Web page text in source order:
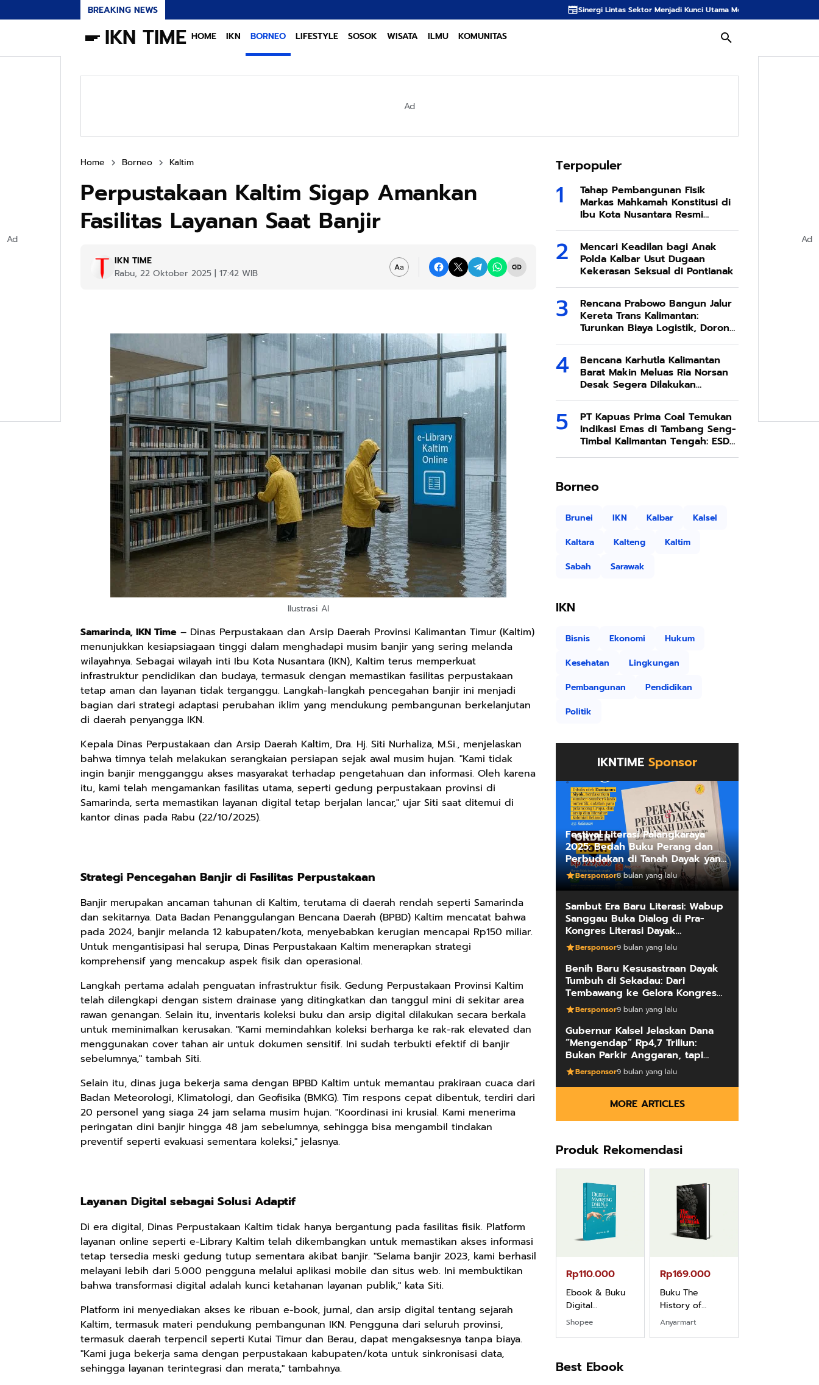
BREAKING NEWS Sinergi Lintas Sektor Menjadi Kunci Utama Meredam Ancaman Kebakaran Hutan di Bumi
IKN TIME HOME IKN BORNEO LIFESTYLE SOSOK WISATA ILMU KOMUNITAS
Ad
Home Borneo Kaltim
Perpustakaan Kaltim Sigap Amankan
Fasilitas Layanan Saat Banjir
IKN TIME
Rabu, 22 Oktober 2025 | 17:42 WIB
Ilustrasi AI
Samarinda, IKN Time – Dinas Perpustakaan dan Arsip Daerah Provinsi Kalimantan Timur (Kaltim)
menunjukkan kesiapsiagaan tinggi dalam menghadapi musim banjir yang sering melanda
wilayahnya. Sebagai wilayah inti Ibu Kota Nusantara (IKN), Kaltim terus memperkuat
infrastruktur pendidikan dan budaya, termasuk dengan memastikan fasilitas perpustakaan
tetap aman dan layanan tidak terganggu. Langkah-langkah pencegahan banjir ini menjadi
bagian dari strategi adaptasi perubahan iklim yang mendukung pembangunan berkelanjutan
di daerah penyangga IKN.
Kepala Dinas Perpustakaan dan Arsip Daerah Kaltim, Dra. Hj. Siti Nurhaliza, M.Si., menjelaskan
bahwa timnya telah melakukan serangkaian persiapan sejak awal musim hujan. "Kami tidak
ingin banjir mengganggu akses masyarakat terhadap pengetahuan dan informasi. Oleh karena
itu, kami telah mengamankan fasilitas utama, seperti gedung perpustakaan provinsi di
Samarinda, serta memastikan layanan digital tetap berjalan lancar," ujar Siti saat ditemui di
kantor dinas pada Rabu (22/10/2025).
Strategi Pencegahan Banjir di Fasilitas Perpustakaan
Banjir merupakan ancaman tahunan di Kaltim, terutama di daerah rendah seperti Samarinda
dan sekitarnya. Data Badan Penanggulangan Bencana Daerah (BPBD) Kaltim mencatat bahwa
pada 2024, banjir melanda 12 kabupaten/kota, menyebabkan kerugian mencapai Rp150 miliar.
Untuk mengantisipasi hal serupa, Dinas Perpustakaan Kaltim menerapkan strategi
komprehensif yang mencakup aspek fisik dan operasional.
Langkah pertama adalah penguatan infrastruktur fisik. Gedung Perpustakaan Provinsi Kaltim
telah dilengkapi dengan sistem drainase yang ditingkatkan dan tanggul mini di sekitar area
rawan genangan. Selain itu, inventaris koleksi buku dan arsip digital dilakukan secara berkala
untuk meminimalkan kerusakan. "Kami memindahkan koleksi berharga ke rak-rak elevated dan
menggunakan cover tahan air untuk dokumen sensitif. Ini sudah terbukti efektif di banjir
sebelumnya," tambah Siti.
Selain itu, dinas juga bekerja sama dengan BPBD Kaltim untuk memantau prakiraan cuaca dari
Badan Meteorologi, Klimatologi, dan Geofisika (BMKG). Tim respons cepat dibentuk, terdiri dari
20 personel yang siaga 24 jam selama musim hujan. "Koordinasi ini krusial. Kami menerima
peringatan dini banjir hingga 48 jam sebelumnya, sehingga bisa mengambil tindakan
preventif seperti evakuasi sementara koleksi," jelasnya.
Layanan Digital sebagai Solusi Adaptif
Di era digital, Dinas Perpustakaan Kaltim tidak hanya bergantung pada fasilitas fisik. Platform
layanan online seperti e-Library Kaltim telah dikembangkan untuk memastikan akses informasi
tetap tersedia meski gedung tutup sementara akibat banjir. "Selama banjir 2023, kami berhasil
melayani lebih dari 5.000 pengguna melalui aplikasi mobile dan situs web. Ini membuktikan
bahwa transformasi digital adalah kunci ketahanan layanan publik," kata Siti.
Platform ini menyediakan akses ke ribuan e-book, jurnal, dan arsip digital tentang sejarah
Kaltim, termasuk materi pendukung pembangunan IKN. Pengguna dari seluruh provinsi,
termasuk daerah terpencil seperti Kutai Timur dan Berau, dapat mengaksesnya tanpa biaya.
"Kami juga bekerja sama dengan perpustakaan kabupaten/kota untuk sinkronisasi data,
sehingga layanan terintegrasi dan merata," tambahnya.
Terpopuler
Tahap Pembangunan Fisik
Markas Mahkamah Konstitusi di
Ibu Kota Nusantara Resmi
Dimulai
Mencari Keadilan bagi Anak
Polda Kalbar Usut Dugaan
Kekerasan Seksual di Pontianak
Rencana Prabowo Bangun Jalur
Kereta Trans Kalimantan:
Turunkan Biaya Logistik, Dorong
Ekonomi SDA Melimpah
Bencana Karhutla Kalimantan
Barat Makin Meluas Ria Norsan
Desak Segera Dilakukan
Modifikasi Cuaca
PT Kapuas Prima Coal Temukan
Indikasi Emas di Tambang Seng-
Timbal Kalimantan Tengah: ESDM
Respons dengan Penjelasan
Borneo
Brunei IKN Kalbar
Kalsel
Kaltara
Kalteng
Kaltim
Sabah
Sarawak
IKN
Bisnis Ekonomi
Hukum
Kesehatan
Lingkungan
Pembangunan
Pendidikan
Politik
IKNTIME Sponsor
Festival Literasi Palangkaraya
2025: Bedah Buku Perang dan
Perbudakan di Tanah Dayak yang
Mengungkap Kebenaran Fakta
Sejarah
Bersponsor8 bulan yang lalu
Sambut Era Baru Literasi: Wabup
Sanggau Buka Dialog di Pra-
Kongres Literasi Dayak
Internasional
Bersponsor9 bulan yang lalu
Benih Baru Kesusastraan Dayak
Tumbuh di Sekadau: Dari
Tembawang ke Gelora Kongres
Penulis
Bersponsor9 bulan yang lalu
Gubernur Kalsel Jelaskan Dana
“Mengendap” Rp4,7 Triliun:
Bukan Parkir Anggaran, tapi
Manajemen Kas Daerah
Bersponsor9 bulan yang lalu
MORE ARTICLES
Produk Rekomendasi
Rp169.000
Buku The
History of
Dayak – Sejarah
& Identitas
Borneo Asli
Anyarmart
Rp165.000
Buku Filsafat
Dayak Kajian
Komprehensif
Atas Manusia
Dayak
Shopee
Rp125.000
Buku Seringai
Kunang-kunang
Kumpulan Puisi
Wisnu
Pamungkas
Anyarmart
Rp128.900
Republik
Kelamin | Hybrid
Poetry Book
Anyarmart
Rp119.999
Kumpulan
Cerpen – Wisnu
Pamungkas
Anyarmart
Rp110.000
Ebook & Buku
Digital
Marketing Dari
Shopee
Rp169.000
Buku The
History of
Dayak – Sejarah
Anyarmart
Best Ebook
Ad Ad